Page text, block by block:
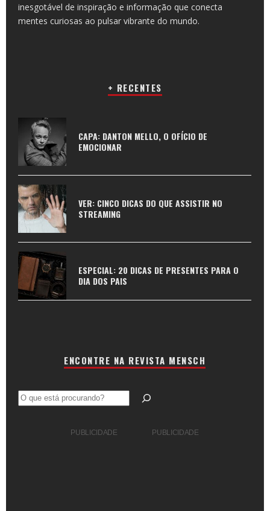
inesgotável de inspiração e informação que conecta
mentes curiosas ao pulsar vibrante do mundo.
+ RECENTES
CAPA: DANTON MELLO, O OFÍCIO DE
EMOCIONAR
VER: CINCO DICAS DO QUE ASSISTIR NO
STREAMING
ESPECIAL: 20 DICAS DE PRESENTES PARA O
DIA DOS PAIS
ENCONTRE NA REVISTA MENSCH
Pesquisar
PUBLICIDADE PUBLICIDADE